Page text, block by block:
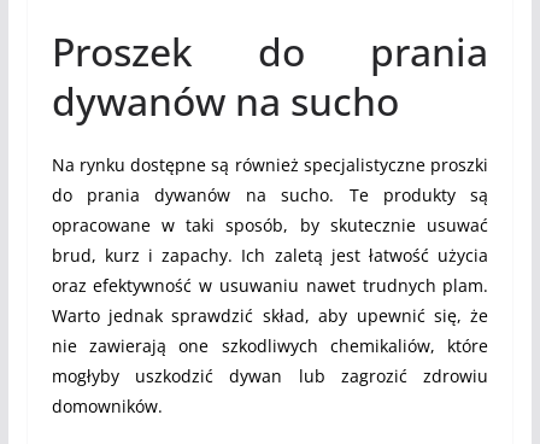
Proszek do prania
dywanów na sucho
Na rynku dostępne są również specjalistyczne proszki
do prania dywanów na sucho. Te produkty są
opracowane w taki sposób, by skutecznie usuwać
brud, kurz i zapachy. Ich zaletą jest łatwość użycia
oraz efektywność w usuwaniu nawet trudnych plam.
Warto jednak sprawdzić skład, aby upewnić się, że
nie zawierają one szkodliwych chemikaliów, które
mogłyby uszkodzić dywan lub zagrozić zdrowiu
domowników.